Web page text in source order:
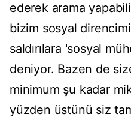
ederek arama
bizim sosyal
saldırılara 'sosyal
deniyor. Bazen de
minimum şu kadar
yüzden üstünü siz